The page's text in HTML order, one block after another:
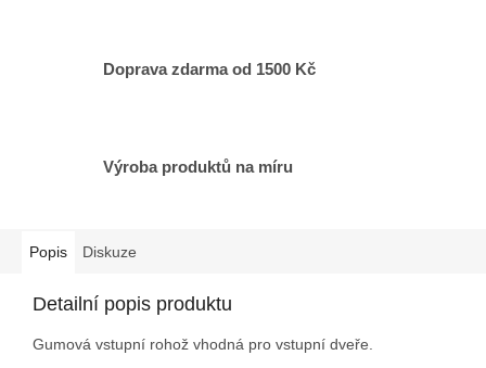
Doprava zdarma od 1500 Kč
Výroba produktů na míru
Popis Diskuze
Detailní popis produktu
Gumová vstupní rohož vhodná pro vstupní dveře.